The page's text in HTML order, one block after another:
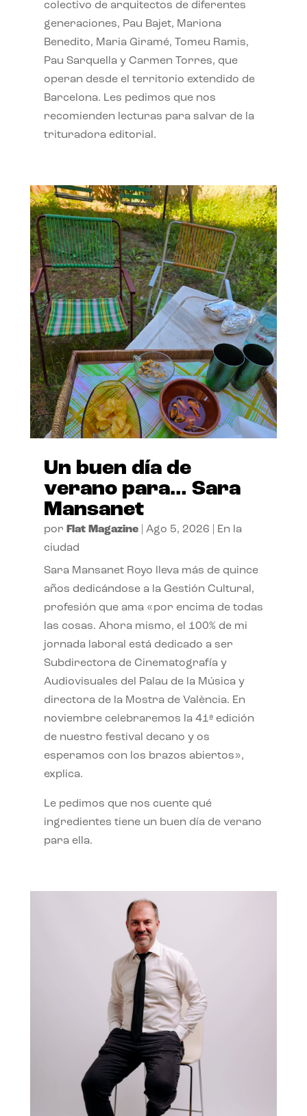
colectivo de arquitectos de diferentes
generaciones, Pau Bajet, Mariona
Benedito, Maria Giramé, Tomeu Ramis,
Pau Sarquella y Carmen Torres, que
operan desde el territorio extendido de
Barcelona. Les pedimos que nos
recomienden lecturas para salvar de la
trituradora editorial.
Un buen día de
verano para… Sara
Mansanet
por Flat Magazine| Ago 5, 2026
En la
ciudad
Sara Mansanet Royo lleva más de quince
años dedicándose a la Gestión Cultural,
profesión que ama «por encima de todas
las cosas. Ahora mismo, el 100% de mi
jornada laboral está dedicado a ser
Subdirectora de Cinematografía y
Audiovisuales del Palau de la Música y
directora de la Mostra de València. En
noviembre celebraremos la 41ª edición
de nuestro festival decano y os
esperamos con los brazos abiertos»,
explica.
Le pedimos que nos cuente qué
ingredientes tiene un buen día de verano
para ella.